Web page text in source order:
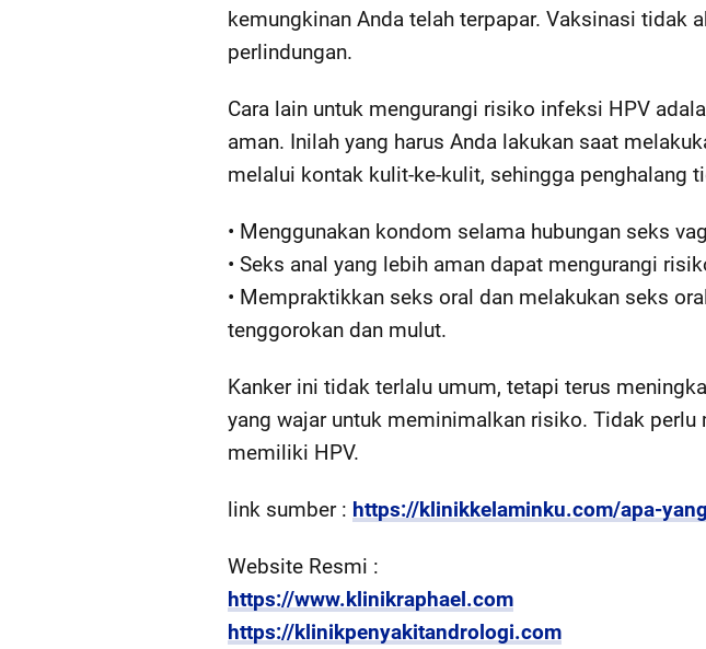
kemungkinan Anda telah terpapar. Vaksinasi tidak
perlindungan.
Cara lain untuk mengurangi risiko infeksi HPV
aman. Inilah yang harus Anda lakukan saat
melalui kontak kulit-ke-kulit, sehingga penghalang
• Menggunakan kondom selama hubungan seks
• Seks anal yang lebih aman dapat mengurangi
• Mempraktikkan seks oral dan melakukan seks
tenggorokan dan mulut.
Kanker ini tidak terlalu umum, tetapi terus
yang wajar untuk meminimalkan risiko. Tidak
memiliki HPV.
link sumber : https://klinikkelaminku.com/apa-
Website Resmi :
https://www.klinikraphael.com
https://klinikpenyakitandrologi.com